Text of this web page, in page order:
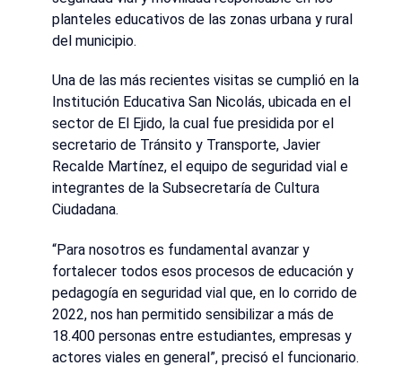
planteles educativos de las zonas urbana y rural
del municipio.
Una de las más recientes visitas se cumplió en la
Institución Educativa San Nicolás, ubicada en el
sector de El Ejido, la cual fue presidida por el
secretario de Tránsito y Transporte, Javier
Recalde Martínez, el equipo de seguridad vial e
integrantes de la Subsecretaría de Cultura
Ciudadana.
“Para nosotros es fundamental avanzar y
fortalecer todos esos procesos de educación y
pedagogía en seguridad vial que, en lo corrido de
2022, nos han permitido sensibilizar a más de
18.400 personas entre estudiantes, empresas y
actores viales en general”, precisó el funcionario.